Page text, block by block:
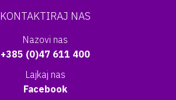
KONTAKTIRAJ NAS
Nazovi nas
+385 (0)47 611 400
Lajkaj nas
Facebook